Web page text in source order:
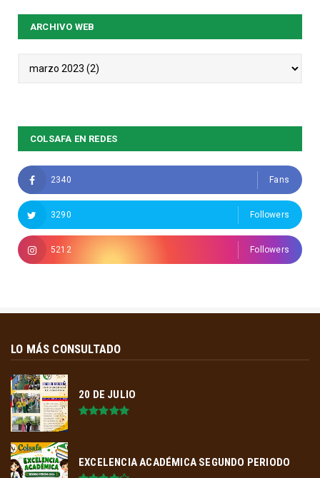
ARCHIVO WEB
COLSAFA EN REDES
2340 Fans
3290 Followers
5212 Followers
LO MÁS CONSULTADO
20 DE JULIO
EXCELENCIA ACADÉMICA SEGUNDO PERIODO